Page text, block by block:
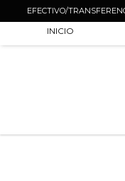
EFECTIVO/
INICIO